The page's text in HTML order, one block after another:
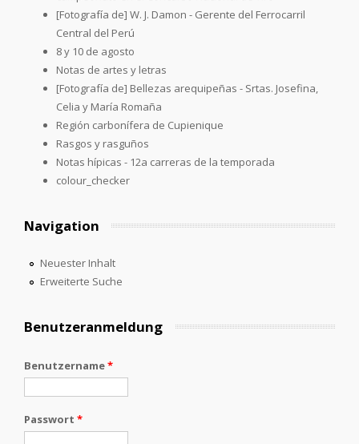
[Fotografía de] W. J. Damon - Gerente del Ferrocarril
Central del Perú
8 y 10 de agosto
Notas de artes y letras
[Fotografía de] Bellezas arequipeñas - Srtas. Josefina,
Celia y María Romaña
Región carbonífera de Cupienique
Rasgos y rasguños
Notas hípicas - 12a carreras de la temporada
colour_checker
Navigation
Neuester Inhalt
Erweiterte Suche
Benutzeranmeldung
Benutzername*
Passwort *